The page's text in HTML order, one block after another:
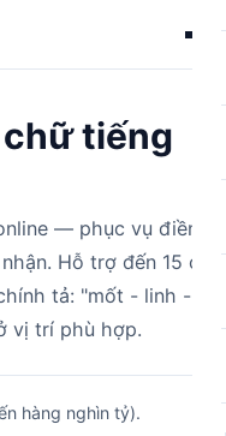
chữ tiếng
— phục vụ điền số
Hỗ trợ đến 15 chữ
tả: "mốt - linh -
vị trí phù hợp.
hàng nghìn tỷ).